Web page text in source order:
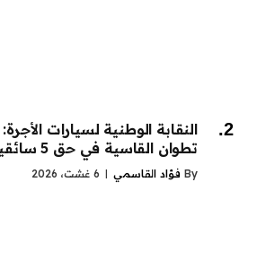
النقابة الوطنية لسيارات
تطوان القاسية في حق 5 سائقين
By فؤاد القاسمي 6 غشت، 2026